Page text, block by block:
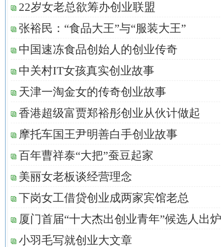
22岁女老总欲筹办创业联盟
张裕民：“食品大王”与“服装大王”
中国速冻食品创始人的创业传奇
中关村IT女孩真实创业故事
天津一淘金女的传奇创业故事
香港超级富贾郑裕彤创业从伙计做起
摩托车国王尹明善白手创业故事
百年曹祥泰“大把”蚕豆起家
美丽女老板谈经营理念
下岗女工借贷创业成两家宾馆老总
厦门首届“十大杰出创业青年”候选人出炉
小羽毛写就创业大文章